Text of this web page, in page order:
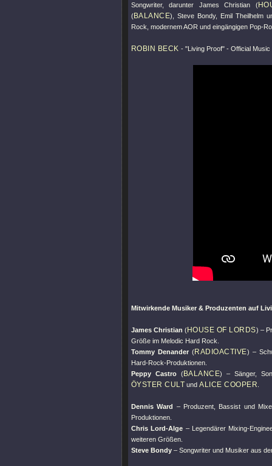
Songwriter, darunter James Christian (
(BALANCE), Steve Bondy, Emil Theilhelm
Rock, modernem AOR und eingängigen Pop-
ROBIN BECK - "Living Proof" - Official Music
Mitwirkende Musiker & Produzenten auf
James Christian (HOUSE OF LORDS) –
Größe im Melodic Hard Rock.
Tommy Denander (RADIOACTIVE) –
Hard-Rock-Produktionen.
Peppy Castro(BALANCE) – Sänger,
ÖYSTER CULT undALICE COOPER
Dennis Ward – Produzent, Bassist und
Produktionen.
Chris Lord-Alge – Legendärer Mixing-
weiteren Größen.
Steve Bondy – Songwriter und Musiker aus